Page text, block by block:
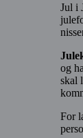
Jul i
og
skal
For